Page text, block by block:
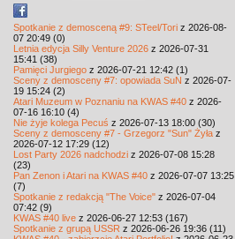
Spotkanie z demosceną #9: STeel/Tori z 2026-08-
07 20:49 (0)
Letnia edycja Silly Venture 2026 z 2026-07-31
15:41 (38)
Pamięci Jurgiego z 2026-07-21 12:42 (1)
Sceny z demosceny #7: opowiada SuN z 2026-07-
19 15:24 (2)
Atari Muzeum w Poznaniu na KWAS #40 z 2026-
07-16 16:10 (4)
Nie żyje kolega Pecuś z 2026-07-13 18:00 (30)
Sceny z demosceny #7 - Grzegorz "Sun" Żyła z
2026-07-12 17:29 (12)
Lost Party 2026 nadchodzi z 2026-07-08 15:28
(23)
Pan Zenon i Atari na KWAS #40 z 2026-07-07 13:25
(7)
Spotkanie z redakcją "The Voice" z 2026-07-04
07:42 (9)
KWAS #40 live z 2026-06-27 12:53 (167)
Spotkanie z grupą USSR z 2026-06-26 19:36 (11)